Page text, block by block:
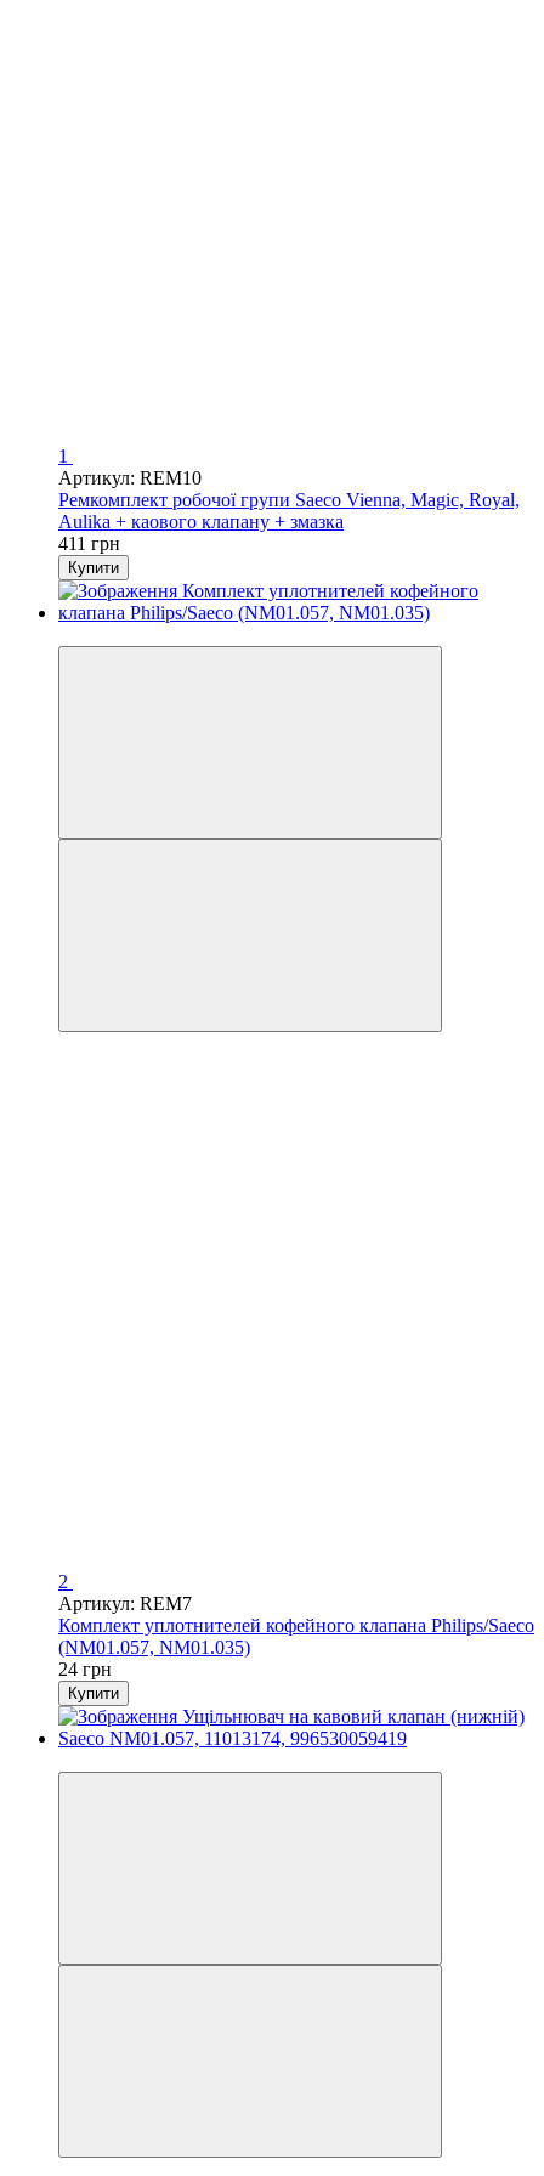
1
Артикул: REM10
Ремкомплект робочої групи Saeco Vienna, Magic, Royal,
Aulika + каового клапану + змазка
411 грн
Купити
2
Артикул: REM7
Комплект уплотнителей кофейного клапана Philips/Saeco
(NM01.057, NM01.035)
24 грн
Купити